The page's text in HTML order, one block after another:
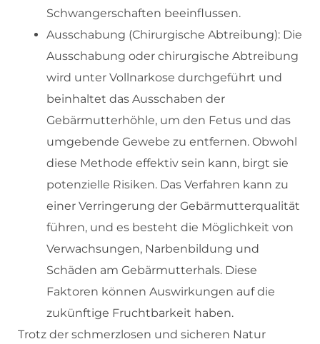
Schwangerschaften beeinflussen.
Ausschabung (Chirurgische Abtreibung): Die
Ausschabung oder chirurgische Abtreibung
wird unter Vollnarkose durchgeführt und
beinhaltet das Ausschaben der
Gebärmutterhöhle, um den Fetus und das
umgebende Gewebe zu entfernen. Obwohl
diese Methode effektiv sein kann, birgt sie
potenzielle Risiken. Das Verfahren kann zu
einer Verringerung der Gebärmutterqualität
führen, und es besteht die Möglichkeit von
Verwachsungen, Narbenbildung und
Schäden am Gebärmutterhals. Diese
Faktoren können Auswirkungen auf die
zukünftige Fruchtbarkeit haben.
Trotz der schmerzlosen und sicheren Natur